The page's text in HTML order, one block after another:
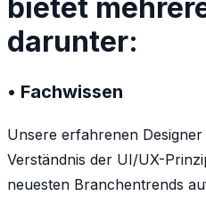
bietet
darunter:
• Fachwissen
Unsere erfahrenen
Verständnis der UI/UX-
neuesten Branchentrends